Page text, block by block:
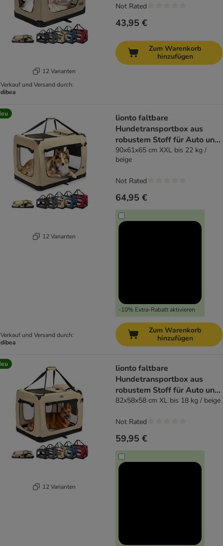
12 Varianten
Verkauf und Versand durch:
dibea
43,95 €
Not Rated
Zum Warenkorb
hinzufügen
12 Varianten
Verkauf und Versand durch:
dibea
lionto faltbare
Hundetransportbox aus
robustem Stoff für Auto und
Reisen
90x61x65 cm XXL bis 22 kg /
beige
64,95 €
-10% Extra-Rabatt aktivieren
Not Rated
Zum Warenkorb
hinzufügen
12 Varianten
lionto faltbare
Hundetransportbox aus
robustem Stoff für Auto und
Reisen
82x58x58 cm XL bis 18 kg / beige
59,95 €
Not Rated